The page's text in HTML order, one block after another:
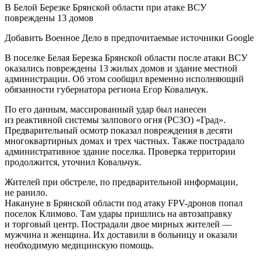
В Белой Березке Брянской области при атаке ВСУ
повреждены 13 домов
Добавить Военное Дело в предпочитаемые источники Google
В поселке Белая Березка Брянской области после атаки ВСУ
оказались повреждены 13 жилых домов и здание местной
администрации. Об этом сообщил временно исполняющий
обязанности губернатора региона Егор Ковальчук.
По его данным, массированный удар был нанесен
из реактивной системы залпового огня (РСЗО) «Град».
Предварительный осмотр показал повреждения в десяти
многоквартирных домах и трех частных. Также пострадало
административное здание поселка. Проверка территории
продолжится, уточнил Ковальчук.
Жителей при обстреле, по предварительной информации,
не ранило.
Накануне в Брянской области под атаку FPV-дронов попал
поселок Климово. Там удары пришлись на автозаправку
и торговый центр. Пострадали двое мирных жителей —
мужчина и женщина. Их доставили в больницу и оказали
необходимую медицинскую помощь.